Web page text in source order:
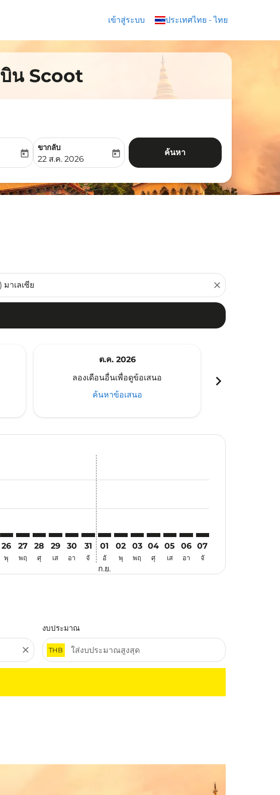
เข้าสู่ระบบ ประเทศไทย - ไทย
keyboard_arrow_down
บิน Scoot
date-aria-label
today
ขากลับ
fc-booking-return-date-aria-label
22 ส.ค. 2026
today ค้นหา
close
ต.ค. 2026
ลองเดือนอื่นเพื่อดูข้อเสนอ
ค้นหาข้อเสนอ
chevron_right
disclaimer. ค้นหาข้อเสนอ
offers-disclaimer. ค้นหาข้อเสนอ
view-offers-disclaimer. ค้นหาข้อเสนอ
cmp-view-offers-disclaimer. ค้นหาข้อเสนอ
cmp-view-offers-disclaimer. ค้นหาข้อเสนอ
TRZ–PEN: cmp-view-offers-disclaimer. ค้นหาข้อเสนอ
26
พุ
TRZ–PEN: cmp-view-offers-disclaimer. ค้นหาข้อเสนอ
27
พฤ
TRZ–PEN: cmp-view-offers-disclaimer. ค้นหาข้อเสนอ
28
ศุ
TRZ–PEN: cmp-view-offers-disclaimer. ค้นหาข้อเสนอ
29
เส
TRZ–PEN: cmp-view-offers-disclaimer. ค้นหาข้อเสนอ
30
อา
TRZ–PEN: cmp-view-offers-disclaimer. ค้นหาข้อเสนอ
31
จั
01
อั
ก.ย.
02
พุ
03
พฤ
04
ศุ
05
เส
06
อา
07
จั
close
งบประมาณ
THB